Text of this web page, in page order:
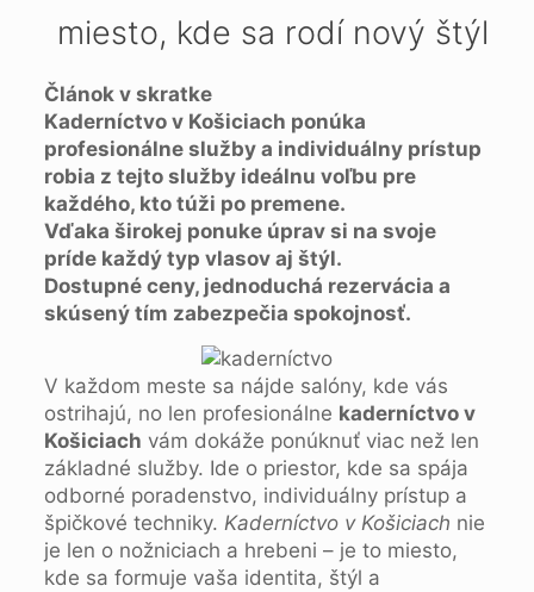
miesto, kde sa rodí nový štýl
Článok v skratke
Kaderníctvo v Košiciach ponúka
profesionálne služby a individuálny prístup
robia z tejto služby ideálnu voľbu pre
každého, kto túži po premene.
Vďaka širokej ponuke úprav si na svoje
príde každý typ vlasov aj štýl.
Dostupné ceny, jednoduchá rezervácia a
skúsený tím zabezpečia spokojnosť.
V každom meste sa nájde salóny, kde vás
ostrihajú, no len profesionálne kaderníctvo v
Košiciach vám dokáže ponúknuť viac než len
základné služby. Ide o priestor, kde sa spája
odborné poradenstvo, individuálny prístup a
špičkové techniky. Kaderníctvo v Košiciach nie
je len o nožniciach a hrebeni – je to miesto,
kde sa formuje vaša identita, štýl a